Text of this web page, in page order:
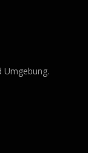
Umgebung.